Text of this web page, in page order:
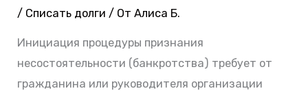
/ Списать долги / ОтАлиса Б.
Инициация процедуры признания
несостоятельности (банкротства) требует от
гражданина или руководителя организации